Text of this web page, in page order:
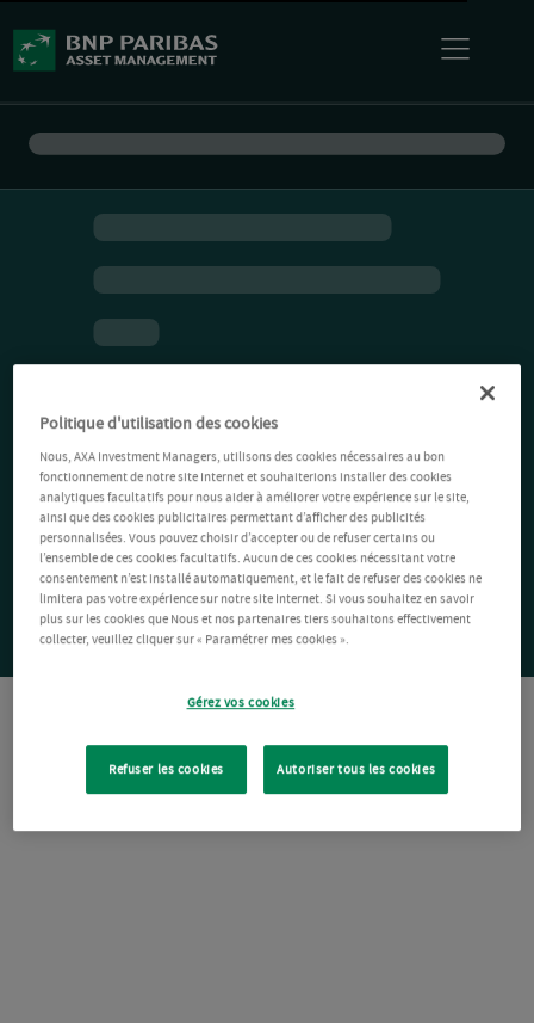
Politique d'utilisation des cookies
Nous, AXA Investment Managers, utilisons des cookies nécessaires au bon
fonctionnement de notre site Internet et souhaiterions installer des cookies
analytiques facultatifs pour nous aider à améliorer votre expérience sur le site,
ainsi que des cookies publicitaires permettant d’afficher des publicités
personnalisées. Vous pouvez choisir d’accepter ou de refuser certains ou
l’ensemble de ces cookies facultatifs. Aucun de ces cookies nécessitant votre
consentement n’est installé automatiquement, et le fait de refuser des cookies ne
limitera pas votre expérience sur notre site Internet. Si vous souhaitez en savoir
plus sur les cookies que Nous et nos partenaires tiers souhaitons effectivement
collecter, veuillez cliquer sur « Paramétrer mes cookies ».
Gérez vos cookies
Refuser les cookies Autoriser tous les cookies